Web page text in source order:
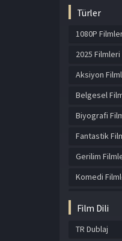
Türler
1080P
2025 Filmleri
Aksiyon
Belgesel
Biyografi
Fantastik
Gerilim
Komedi
Film Dili
TR Dublaj